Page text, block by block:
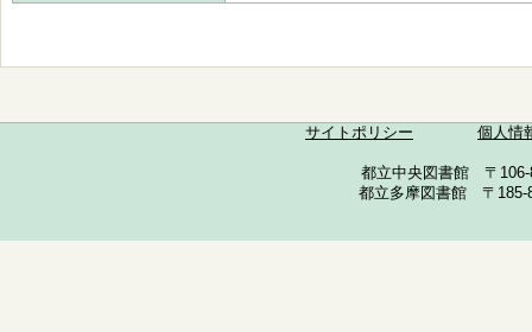
サイトポリシー 個人情
都立中央図書館 〒
都立多摩図書館 〒185-